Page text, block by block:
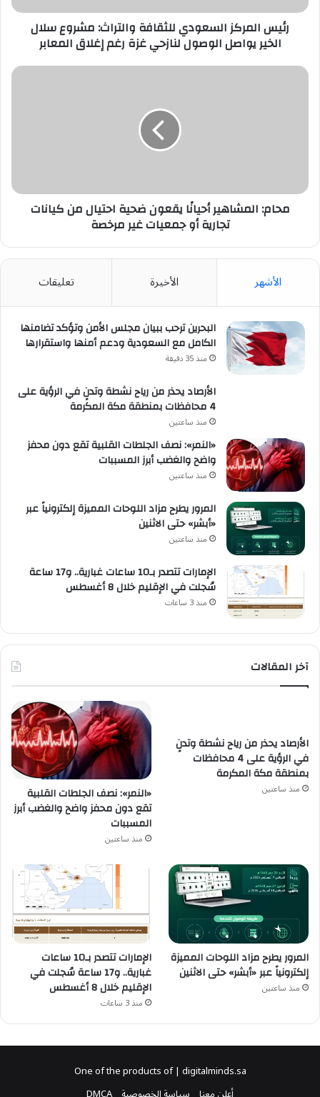
يواصل
الوصول
لنازحي
رغم
رئيس المركز السعودي للثقافة والتراث: مشروع سلال
الخير يواصل الوصول لنازحي غزة رغم إغلاق المعابر
محام:
تجارية
مرخصة
محام: المشاهير أحيانًا يقعون ضحية احتيال من كيانات
تجارية أو جمعيات غير مرخصة
الأشهر الأخيرة تعليقات
البحرين ترحب ببيان مجلس الأمن وتؤكد تضامنها
الكامل مع السعودية ودعم أمنها واستقرارها
منذ 35 دقيقة
الأرصاد يحذر من رياح نشطة وتدنٍ في الرؤية على
4 محافظات بمنطقة مكة المكرمة
منذ ساعتين
«النمر»: نصف الجلطات القلبية تقع دون محفز
واضح والغضب أبرز المسببات
منذ ساعتين
المرور يطرح مزاد اللوحات المميزة إلكترونياً عبر
«أبشر» حتى الاثنين
منذ ساعتين
الإمارات تتصدر بـ10 ساعات غبارية.. و17 ساعة
سُجلت في الإقليم خلال 8 أغسطس
منذ 3 ساعات
آخر المقالات
الأرصاد يحذر من رياح نشطة وتدنٍ
في الرؤية على 4 محافظات
بمنطقة مكة المكرمة
منذ ساعتين
«النمر»: نصف الجلطات القلبية
تقع دون محفز واضح والغضب أبرز
المسببات
منذ ساعتين
المرور يطرح مزاد اللوحات المميزة
إلكترونياً عبر «أبشر» حتى الاثنين
منذ ساعتين
الإمارات تتصدر بـ10 ساعات
غبارية.. و17 ساعة سُجلت في
الإقليم خلال 8 أغسطس
منذ 3 ساعات
One of the products of | digitalminds.sa